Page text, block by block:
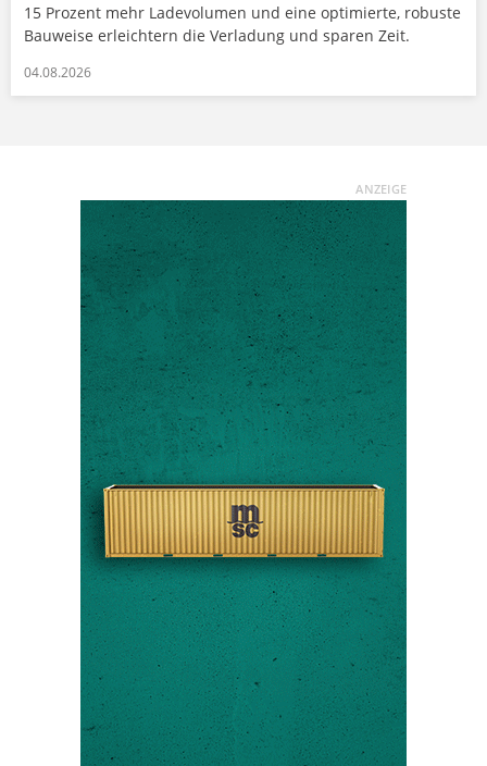
15 Prozent mehr Ladevolumen und eine optimierte, robuste
Bauweise erleichtern die Verladung und sparen Zeit.
04.08.2026
ANZEIGE